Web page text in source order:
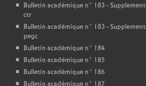
Bulletin académique n° 183 - Supplement
ctr
Bulletin académique n° 183 - Supplement
pegc
Bulletin académique n° 184
Bulletin académique n° 185
Bulletin académique n° 186